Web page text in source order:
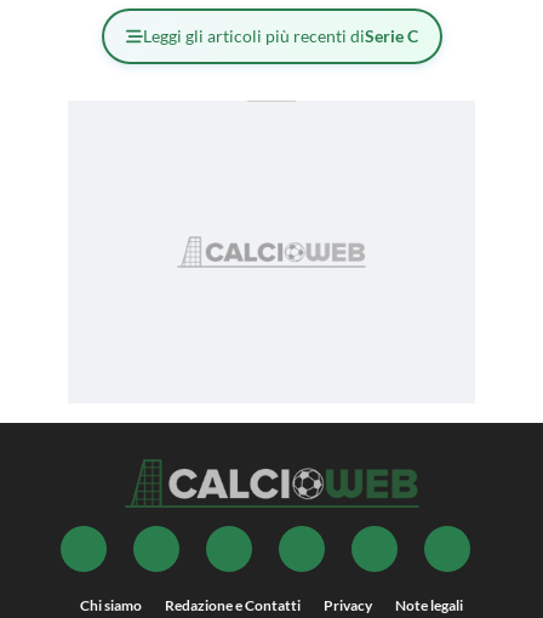
Leggi gli articoli più recenti diSerie C
Chi siamo Redazione e Contatti Privacy Note legali